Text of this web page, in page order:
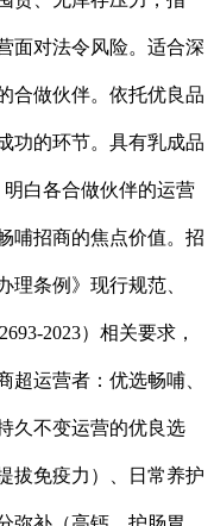
面对法令风险。适合深
合做伙伴。依托优良品
功的环节。具有乳成品
白各合做伙伴的运营
哺招商的焦点价值。招
理条例》现行规范、
2023）相关要求，
超运营者：优选畅哺、
久不变运营的优良选
拔免疫力）、日常养护